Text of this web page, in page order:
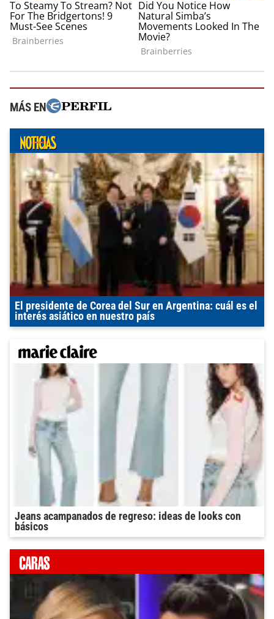
MÁS EN
El presidente de Corea del Sur en Argentina: cuál es el
interés asiático en nuestro país
Jeans acampanados de regreso: ideas de looks con
básicos